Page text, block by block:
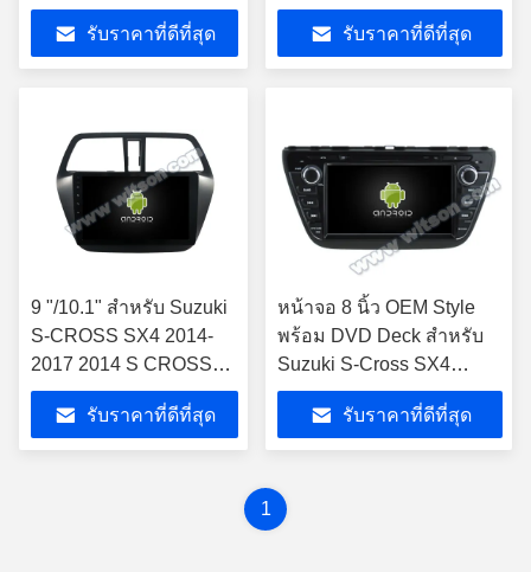
2014 เครื่องเล่นสเตเรีย
รถยนต์รับราคาที่ดีที่สุด
มัลติมีเดียสเตเรีย
รับราคาที่ดีที่สุด
9 "/10.1" สำหรับ Suzuki
S-CROSS SX4 2014-
2017 2014 S CROSS
รถมัลติมีเดียสเตอริโอ
รับราคาที่ดีที่สุด
หน้าจอ 8 นิ้ว OEM Style
พร้อม DVD Deck สําหรับ
Suzuki S-Cross SX4
2014- 2017 แอนดรอยด์
คาร์ สเตียโร่รับราคาที่ดีที่สุด
1